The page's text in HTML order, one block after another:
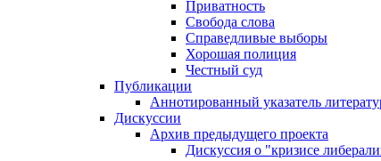
Приватность
Свобода слова
Справедливые выборы
Хорошая полиция
Честный суд
Публикации
Аннотированный указатель
Дискуссии
Архив предыдущего проекта
Дискуссия о "кризисе